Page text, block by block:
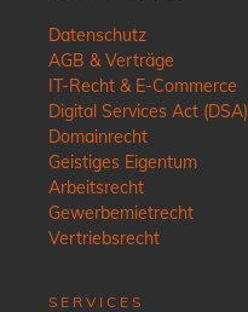
Datenschutz
AGB & Verträge
IT-Recht & E-Commerce
Digital Services Act (DSA)
Domainrecht
Geistiges Eigentum
Arbeitsrecht
Gewerbemietrecht
Vertriebsrecht
SERVICES